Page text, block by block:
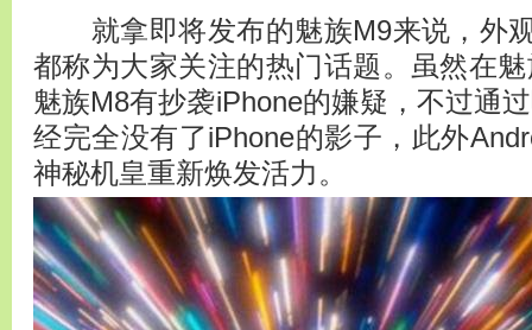
就拿即将发布的魅族M9来说，外
都称为大家关注的热门话题。虽然在
魅族M8有抄袭iPhone的嫌疑，不过通
经完全没有了iPhone的影子，此外
神秘机皇重新焕发活力。